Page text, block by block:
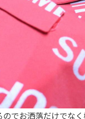
でお洒落だけでな